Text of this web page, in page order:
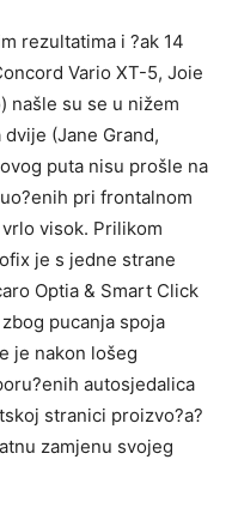
rezultatima i ?ak 14
Vario XT-5, Joie
našle su se u nižem
(Jane Grand,
puta nisu prošle na
pri frontalnom
visok. Prilikom
je s jedne strane
Optia & Smart Click
pucanja spoja
je nakon lošeg
autosjedalica
stranici proizvo?a?
zamjenu svojeg